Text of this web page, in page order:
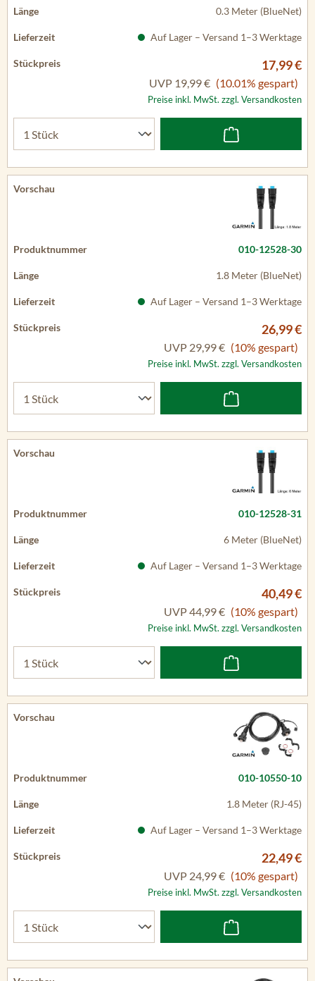
0.3 Meter (BlueNet)
Auf Lager – Versand 1–3 Werktage
17,99 €
UVP 19,99 € (10.01% gespart)
Preise inkl. MwSt. zzgl. Versandkosten
010-12528-30
1.8 Meter (BlueNet)
Auf Lager – Versand 1–3 Werktage
26,99 €
UVP 29,99 € (10% gespart)
Preise inkl. MwSt. zzgl. Versandkosten
010-12528-31
6 Meter (BlueNet)
Auf Lager – Versand 1–3 Werktage
40,49 €
UVP44,99 € (10% gespart)
Preise inkl. MwSt. zzgl. Versandkosten
010-10550-10
1.8 Meter (RJ-45)
Auf Lager – Versand 1–3 Werktage
22,49 €
UVP 24,99 € (10% gespart)
Preise inkl. MwSt. zzgl. Versandkosten